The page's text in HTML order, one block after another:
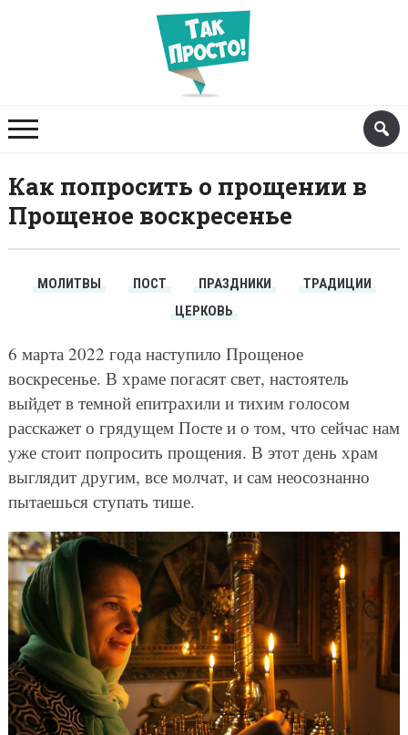
Как попросить о прощении в
Прощеное воскресенье
МОЛИТВЫ ПОСТ ПРАЗДНИКИ
ТРАДИЦИИ
ЦЕРКОВЬ
6 марта 2022 года наступило Прощеное
воскресенье. В храме погасят свет, настоятель
выйдет в темной епитрахили и тихим голосом
расскажет о грядущем Посте и о том, что сейчас нам
уже стоит попросить прощения. В этот день храм
выглядит другим, все молчат, и сам неосознанно
пытаешься ступать тише.